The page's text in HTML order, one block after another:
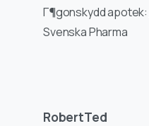
Г¶gonskydd apotek:
Svenska Pharma
RobertTed